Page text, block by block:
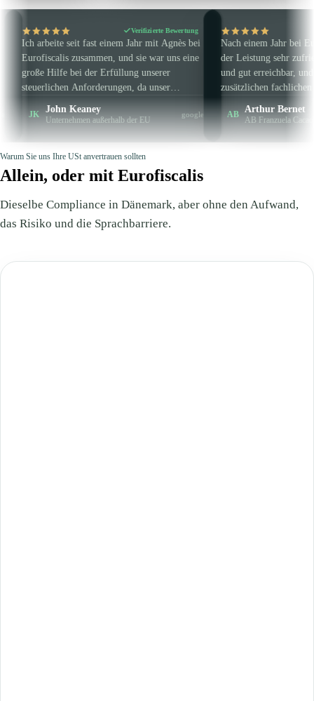
Verifizierte Bewertung
seit fast einem Jahr mit Agnès bei
zusammen, und sie war uns eine
bei der Erfüllung unserer
Anforderungen, da unser
sehr pünktlich und professionell,
sie sowie Eurofiscalis
empfehlen.
Keaney
außerhalb der EU
Nach einem Jahr bei Eurofiscalis
der Leistung sehr zufrieden.
und gut erreichbar, und immer mit
zusätzlichen fachlichen Tipp, der den
Unterschied macht. Auf den Punkt
und klar – kurz gesagt, man wird
hervorragend angeleitet und beraten.
Zeitverschwendung, Effizienz
AB Arthur Bernet
AB Franzuela Cacao
Warum Sie uns Ihre USt anvertrauen sollten
Allein, oder mit Eurofiscalis
Dieselbe Compliance in Dänemark, aber ohne den Aufwand,
das Risiko und die Sprachbarriere.